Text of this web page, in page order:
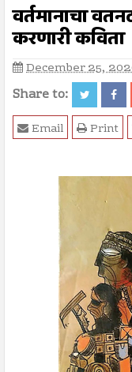
वर्तमानाचा
करणारी कविता
December 25,
Share to:
Print
Email